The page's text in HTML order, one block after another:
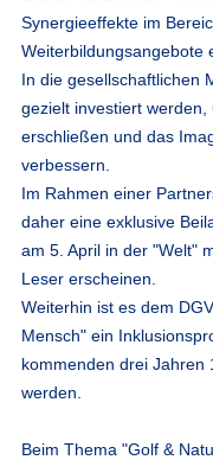
Synergieeffekte im
Weiterbildungsangebote
In die gesellschaftlichen
gezielt investiert
erschließen und das
verbessern.
Im Rahmen einer
daher eine exklusive
am 5. April in der "Welt"
Leser erscheinen.
Weiterhin ist es dem
Mensch" ein
kommenden drei Jahren
werden.
Beim Thema "Golf &